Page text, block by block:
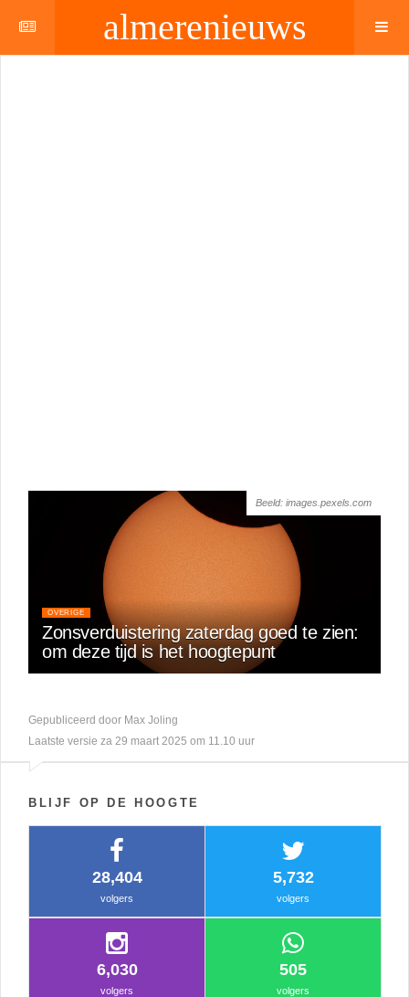
almerenieuws
Beeld: images.pexels.com
OVERIGE
Zonsverduistering zaterdag goed te zien:
om deze tijd is het hoogtepunt
Gepubliceerd door Max Joling
Laatste versie za 29 maart 2025 om 11.10 uur
BLIJF OP DE HOOGTE
28,404
volgers
5,732
volgers
6,030
volgers
505
volgers